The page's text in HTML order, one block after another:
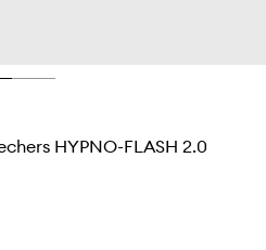
HYPNO-FLASH 2.0